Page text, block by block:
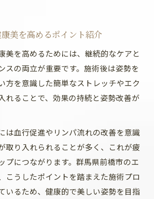
美を高めるポイント紹介
美を高めるためには、継続的なケアと
スの両立が重要です。施術後は姿勢を
方を意識した簡単なストレッチやエク
れることで、効果の持続と姿勢改善が
は血行促進やリンパ流れの改善を意識
取り入れられることが多く、これが疲
プにつながります。群馬県前橋市のエ
こうしたポイントを踏まえた施術プロ
いるため、健康的で美しい姿勢を目指